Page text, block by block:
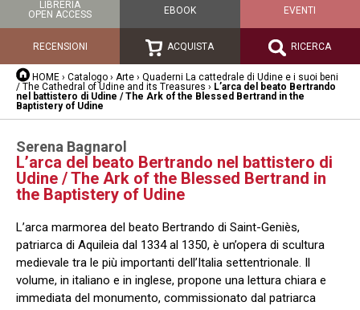
LIBRERIA
OPEN ACCESS
EBOOK EVENTI
RECENSIONI ACQUISTA RICERCA
HOME › Catalogo › Arte › Quaderni La cattedrale di Udine e i suoi beni
/ The Cathedral of Udine and its Treasures › L’arca del beato Bertrando
nel battistero di Udine / The Ark of the Blessed Bertrand in the
Baptistery of Udine
Serena Bagnarol
L’arca del beato Bertrando nel battistero di
Udine / The Ark of the Blessed Bertrand in
the Baptistery of Udine
L’arca marmorea del beato Bertrando di Saint-Geniès,
patriarca di Aquileia dal 1334 al 1350, è un’opera di scultura
medievale tra le più importanti dell’Italia settentrionale. Il
volume, in italiano e in inglese, propone una lettura chiara e
immediata del monumento, commissionato dal patriarca